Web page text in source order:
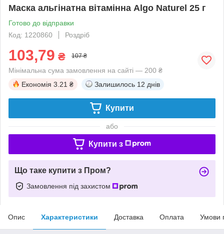
Маска альгінатна вітамінна Algo Naturel 25 г
Готово до відправки
Код: 1220860
Роздріб
103,79 ₴ 107 ₴
Мінімальна сума замовлення на сайті — 200 ₴
Економія 3.21 ₴ Залишилось 12 днів
Купити
або
Купити з
Що таке купити з Пром?
Замовлення під захистом
Опис Характеристики Доставка Оплата Умови